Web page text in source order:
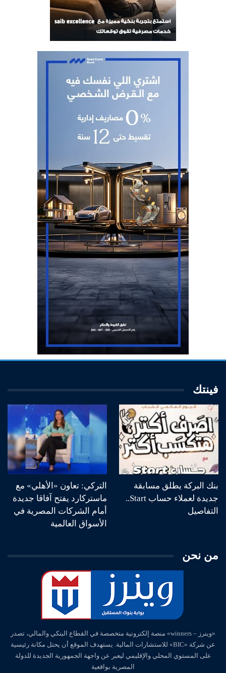
فينتك
بنك البركة يطلق مسابقة
جديدة لعملاء حساب Start..
التفاصيل
التركي: تعاون «الأهلي» مع
ماستركارد يفتح آفاقا جديدة
أمام الشركات المصرية في
الأسواق العالمية
من نحن
«وينرز – winners» منصة إلكترونية متخصصة في القطاع البنكي والمالي، تصدر
عن شركة «BIC» للاستشارات المالية. يستهدف الموقع أن يحتل مكانة رئيسية
على المستوي المحلي والإقليمي ليعبر عن واجهة الجمهورية الجديدة للدولة
المصرية بواقعية